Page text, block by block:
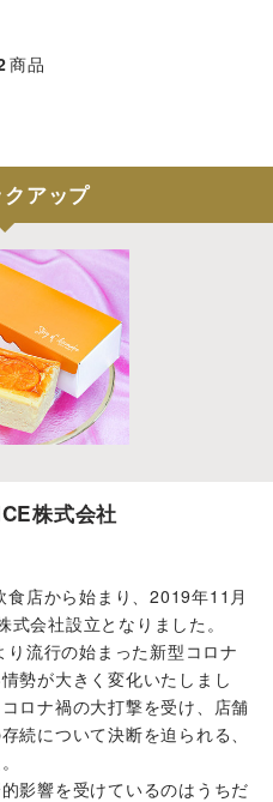
商品
アップ
株式会社
店から始まり、2019年11月
会社設立となりました。
流行の始まった新型コロナ
勢が大きく変化いたしまし
ロナ禍の大打撃を受け、店舗
続について決断を迫られる、
影響を受けているのはうちだ